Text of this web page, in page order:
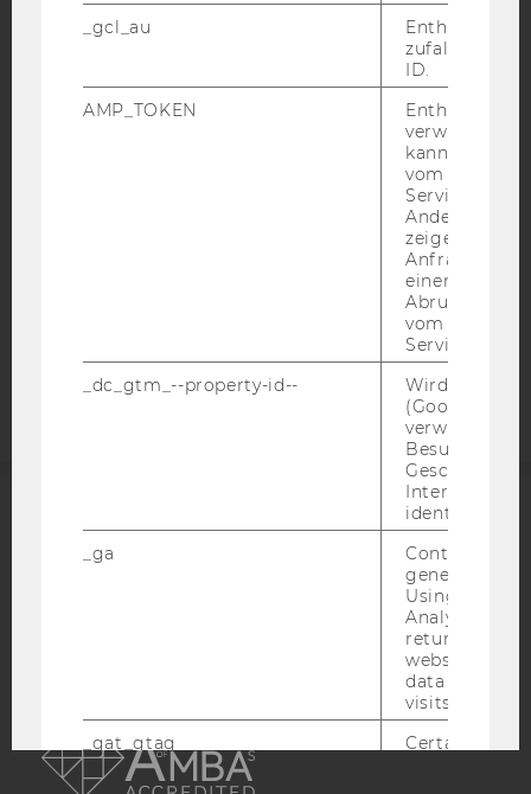
BARRIEREFREIHEITSERKLÄRUNG WEBSEITE
DATENSCHUTZERKLÄRUNG SOCIAL MEDIA
STUDIENBEWERBER*INNEN UND STUDIERENDE
Barrierefreiheitserklärung
Webseite
ACCREDITED BY:
_gcl_au
Enthält eine
ID.
AMP_TOKEN
Enthält ein
verwendet
kann, um
vom AMP-
Service
Andere
zeigen Opt-
Anfrage im
einen Fehler
Abrufen
vom AMP
Service an.
_dc_gtm_--property-id--
Wird von
(Google Tag
verwendet,
Besucher
Geschlecht
Interessen zu
identifizieren.
_ga
Contains a
generated
Using this
Analytics can
returning
website and
data from
visits.
_gat_gtag
Certain data